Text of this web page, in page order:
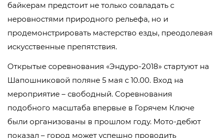
байкерам предстоит не только совладать с
неровностями природного рельефа, но и
продемонстрировать мастерство езды, преодолевая
искусственные препятствия.
Открытые соревнования «Эндуро-2018» стартуют на
Шапошниковой поляне 5 мая с 10.00. Вход на
мероприятие – свободный. Соревнования
подобного масштаба впервые в Горячем Ключе
были организованы в прошлом году. Мото-дебют
показал – город может успешно проводить